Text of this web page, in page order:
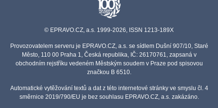
© EPRAVO.CZ, a.s. 1999-2026, ISSN 1213-189X
Provozovatelem serveru je EPRAVO.CZ, a.s. se sídlem Dušní 907/10, Staré
Město, 110 00 Praha 1, Česká republika, IČ: 26170761, zapsaná v
obchodním rejstříku vedeném Městským soudem v Praze pod spisovou
značkou B 6510.
Automatické vytěžování textů a dat z této internetové stránky ve smyslu čl. 4
směrnice 2019/790/EU je bez souhlasu EPRAVO.CZ, a.s. zakázáno.